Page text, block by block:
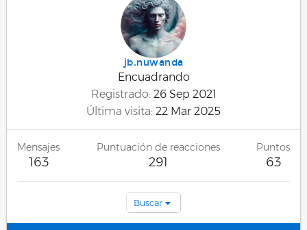
jb.nuwanda
Encuadrando
Registrado 26 Sep 2021
Última visita 22 Mar 2025
Mensajes
163
Puntuación de reacciones
291
Puntos
63
Buscar